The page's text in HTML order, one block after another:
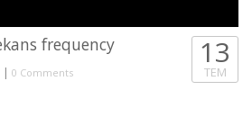
frequency
| 0 Comments
13
TEM